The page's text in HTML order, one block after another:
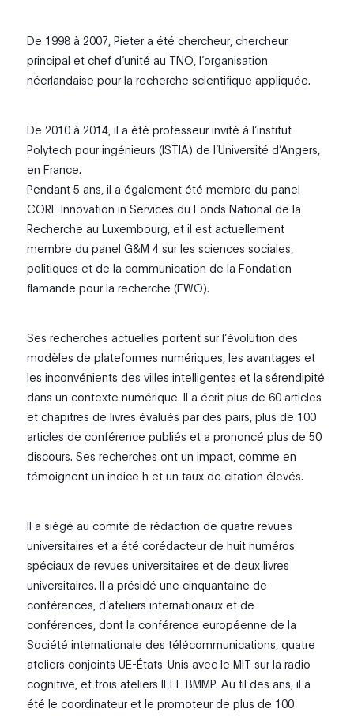
De 1998 à 2007, Pieter a été chercheur, chercheur
principal et chef d’unité au TNO, l’organisation
néerlandaise pour la recherche scientifique appliquée.
De 2010 à 2014, il a été professeur invité à l’institut
Polytech pour ingénieurs (ISTIA) de l’Université d’Angers,
en France.
Pendant 5 ans, il a également été membre du panel
CORE Innovation in Services du Fonds National de la
Recherche au Luxembourg, et il est actuellement
membre du panel G&M 4 sur les sciences sociales,
politiques et de la communication de la Fondation
flamande pour la recherche (FWO).
Ses recherches actuelles portent sur l’évolution des
modèles de plateformes numériques, les avantages et
les inconvénients des villes intelligentes et la sérendipité
dans un contexte numérique. Il a écrit plus de 60 articles
et chapitres de livres évalués par des pairs, plus de 100
articles de conférence publiés et a prononcé plus de 50
discours. Ses recherches ont un impact, comme en
témoignent un indice h et un taux de citation élevés.
Il a siégé au comité de rédaction de quatre revues
universitaires et a été corédacteur de huit numéros
spéciaux de revues universitaires et de deux livres
universitaires. Il a présidé une cinquantaine de
conférences, d’ateliers internationaux et de
conférences, dont la conférence européenne de la
Société internationale des télécommunications, quatre
ateliers conjoints UE-États-Unis avec le MIT sur la radio
cognitive, et trois ateliers IEEE BMMP. Au fil des ans, il a
été le coordinateur et le promoteur de plus de 100